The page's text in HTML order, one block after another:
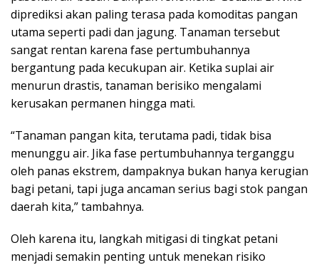
diprediksi akan paling terasa pada komoditas pangan
utama seperti padi dan jagung. Tanaman tersebut
sangat rentan karena fase pertumbuhannya
bergantung pada kecukupan air. Ketika suplai air
menurun drastis, tanaman berisiko mengalami
kerusakan permanen hingga mati.
“Tanaman pangan kita, terutama padi, tidak bisa
menunggu air. Jika fase pertumbuhannya terganggu
oleh panas ekstrem, dampaknya bukan hanya kerugian
bagi petani, tapi juga ancaman serius bagi stok pangan
daerah kita,” tambahnya.
Oleh karena itu, langkah mitigasi di tingkat petani
menjadi semakin penting untuk menekan risiko